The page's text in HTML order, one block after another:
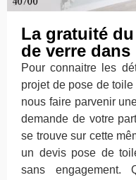
La gratuité
de verre dans
Pour connaitre les
projet de pose de toile
nous faire parvenir
demande de votre
se trouve sur cette
un devis pose de
sans engagement.